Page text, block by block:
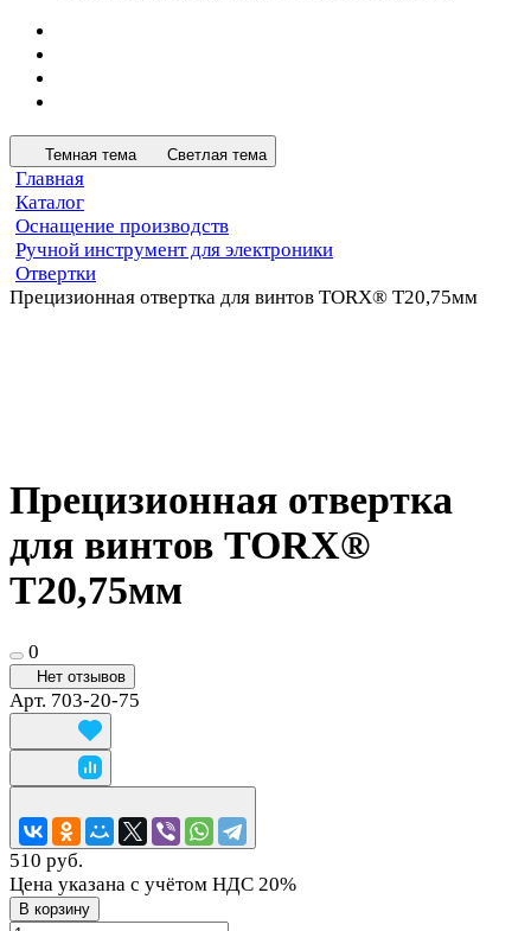
Темная тема Светлая тема
Главная
Каталог
Оснащение производств
Ручной инструмент для электроники
Отвертки
Прецизионная отвертка для винтов TORX® T20,75мм
Прецизионная отвертка
для винтов TORX®
T20,75мм
0
Нет отзывов
Арт. 703-20-75
510 руб.
Цена указана с учётом НДС 20%
В корзину